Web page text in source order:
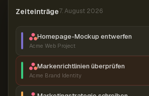
Zeiteinträge7. August 2026
Homepage-Mockup entwerfen
Acme Web Project
Markenrichtlinien überprüfen
Acme Brand Identity